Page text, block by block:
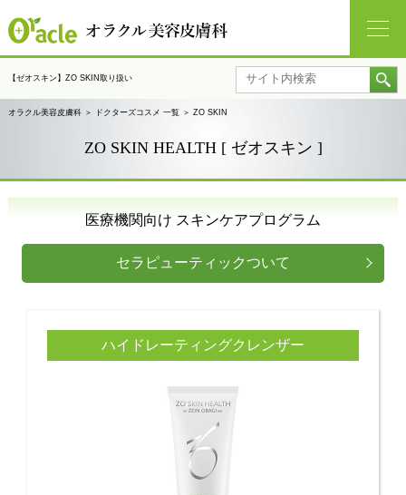
【ゼオスキン】ZO SKIN取り扱い
オラクル美容皮膚科＞ ドクターズコスメ 一覧＞ ZO SKIN
ZO SKIN HEALTH [ ゼオスキン ]
医療機関向け スキンケアプログラム
セラピューティックついて
ハイドレーティングクレンザー